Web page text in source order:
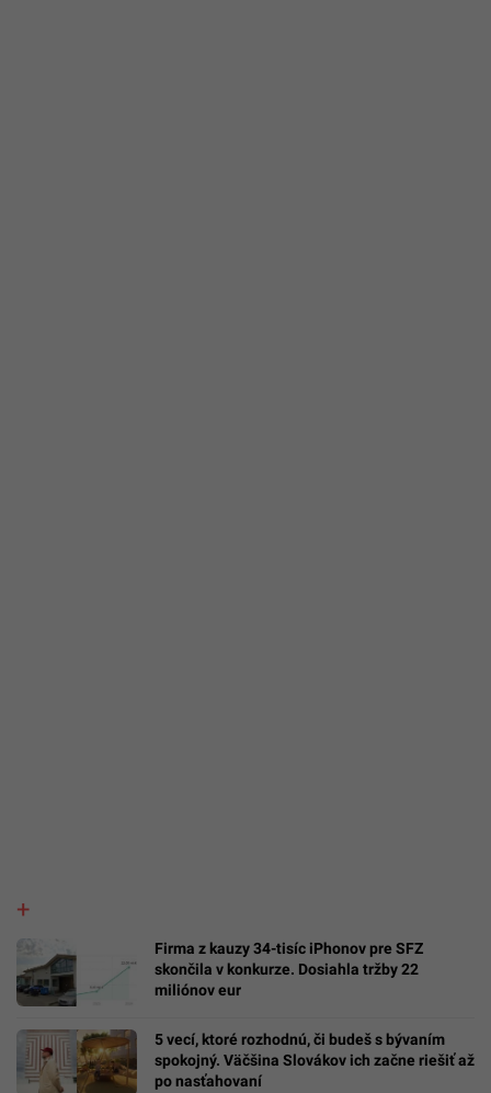
Firma z kauzy 34-tisíc iPhonov pre SFZ
skončila v konkurze. Dosiahla tržby 22
miliónov eur
5 vecí, ktoré rozhodnú, či budeš s bývaním
spokojný. Väčšina Slovákov ich začne riešiť až
po nasťahovaní